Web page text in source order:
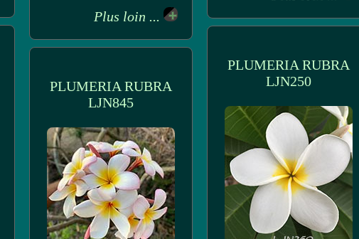
Plus loin ...
PLUMERIA RUBRA
LJN250
PLUMERIA RUBRA
LJN845